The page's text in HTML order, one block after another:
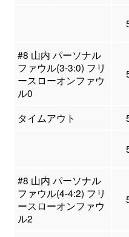
#8 山内 パーソナル
ファウル(3-3:0) フリ
ースローオンファウ
ル0
タイムアウト
#8 山内 パーソナル
ファウル(4-4:2) フリ
ースローオンファウ
ル2